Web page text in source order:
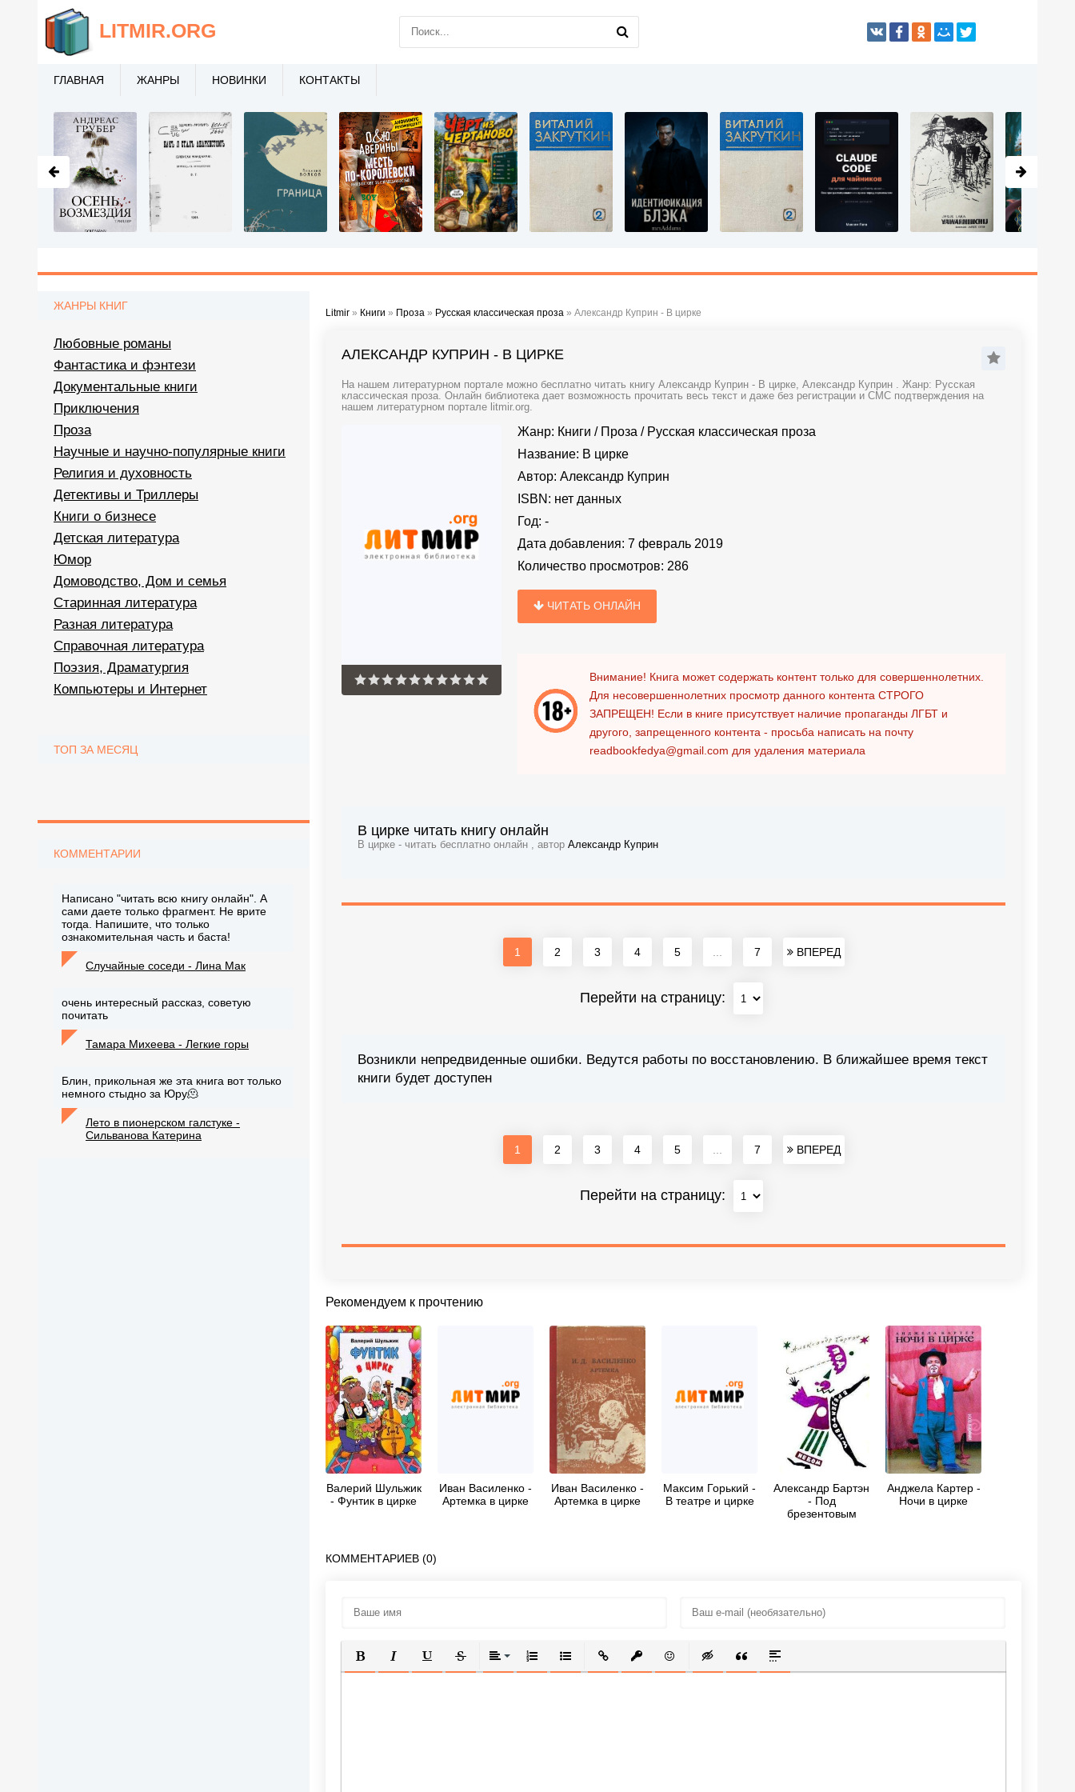
Litmir » Книги » Проза » Русская классическая проза » Александр Куприн - В цирке
АЛЕКСАНДР КУПРИН - В ЦИРКЕ
На нашем литературном портале можно бесплатно читать книгу Александр Куприн - В цирке, Александр Куприн . Жанр: Русская
классическая проза. Онлайн библиотека дает возможность прочитать весь текст и даже без регистрации и СМС подтверждения на
нашем литературном портале litmir.org.
Жанр: Книги / Проза / Русская классическая проза
Название: В цирке
Автор: Александр Куприн
ISBN: нет данных
Год: -
Дата добавления: 7 февраль 2019
Количество просмотров: 286
ЧИТАТЬ ОНЛАЙН
Внимание! Книга может содержать контент только для совершеннолетних.
Для несовершеннолетних просмотр данного контента СТРОГО
ЗАПРЕЩЕН! Если в книге присутствует наличие пропаганды ЛГБТ и
другого, запрещенного контента - просьба написать на почту
readbookfedya@gmail.com для удаления материала
В цирке читать книгу онлайн
В цирке - читать бесплатно онлайн , автор Александр Куприн
1 2 3 4 5 7 ВПЕРЕД
Перейти на страницу:
Возникли непредвиденные ошибки. Ведутся работы по восстановлению. В ближайшее время текст
книги будет доступен
1 2 3 4 5 7 ВПЕРЕД
Перейти на страницу:
Рекомендуем к прочтению
Валерий Шульжик
- Фунтик в цирке
Иван Василенко -
Артемка в цирке
Иван Василенко -
Артемка в цирке
Максим Горький -
В театре и цирке
Александр Бартэн
- Под
брезентовым
Анджела Картер -
Ночи в цирке
КОММЕНТАРИЕВ (0)
ПОЛУЖИРНЫЙ
КУРСИВПОДЧЕРКНУТЫЙ
ЗАЧЕРКНУТЫЙВЫРАВНИВАНИЕ
НУМЕРОВАННЫЙ СПИСОК
МАРКИРОВАННЫЙ СПИСОК
ВСТАВИТЬ ССЫЛКУ
ВСТАВИТЬ ЗАЩИЩЕННУЮ ССЫЛКУ
ВСТАВИТЬ СМАЙЛИК
ВСТАВКА СКРЫТОГО ТЕКСТА
ВСТАВКА ЦИТАТЫ
ВСТАВКА СПОЙЛЕРА
ЖАНРЫ КНИГ
Любовные романы
Фантастика и фэнтези
Документальные книги
Приключения
Проза
Научные и научно-популярные книги
Религия и духовность
Детективы и Триллеры
Книги о бизнесе
Детская литература
Юмор
Домоводство, Дом и семья
Старинная литература
Разная литература
Справочная литература
Поэзия, Драматургия
Компьютеры и Интернет
ТОП ЗА МЕСЯЦ
КОММЕНТАРИИ
Написано "читать всю книгу онлайн". А
сами даете только фрагмент. Не врите
тогда. Напишите, что только
ознакомительная часть и баста!
Случайные соседи - Лина Мак
очень интересный рассказ, советую
почитать
Тамара Михеева - Легкие горы
Блин, прикольная же эта книга вот только
немного стыдно за Юру🫠
Лето в пионерском галстуке -
Сильванова Катерина
LITMIR.ORG
ГЛАВНАЯ ЖАНРЫ НОВИНКИ КОНТАКТЫ